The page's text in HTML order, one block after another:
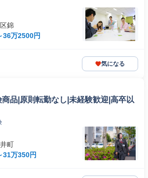
錦
36万2500円
気になる
品|原則転勤なし|未経験歓迎|高卒以
町
31万350円